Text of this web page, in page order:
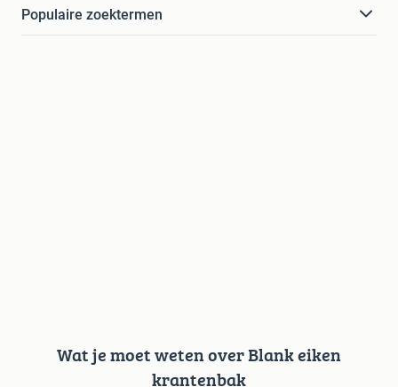
Populaire zoektermen
Wat je moet weten over Blank eiken
krantenbak